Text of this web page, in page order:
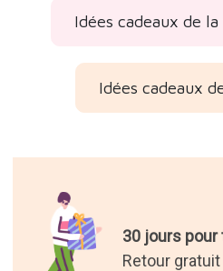
Idées cadeaux de
Idées cadeaux
30 jours pour
Retour